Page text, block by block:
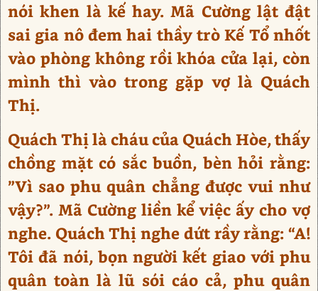
nói khen là kế hay. Mã Cường lật đật
sai gia nô đem hai thầy trò Kế Tổ nhốt
vào phòng không rồi khóa cửa lại, còn
mình thì vào trong gặp vợ là Quách
Thị.
Quách Thị là cháu của Quách Hòe, thấy
chồng mặt có sắc buồn, bèn hỏi rằng:
”Vì sao phu quân chẳng được vui như
vậy?”. Mã Cường liền kể việc ấy cho vợ
nghe. Quách Thị nghe dứt rầy rằng: “A!
Tôi đã nói, bọn người kết giao với phu
quân toàn là lũ sói cáo cả, phu quân